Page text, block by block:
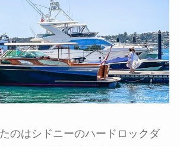
のはシドニーのハードロックダ